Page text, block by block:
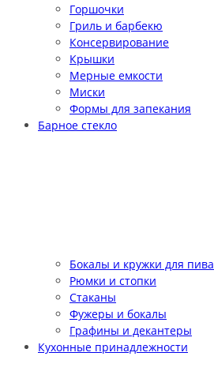
Горшочки
Гриль и барбекю
Консервирование
Крышки
Мерные емкости
Миски
Формы для запекания
Барное стекло
Бокалы и кружки для пива
Рюмки и стопки
Стаканы
Фужеры и бокалы
Графины и декантеры
Кухонные принадлежности